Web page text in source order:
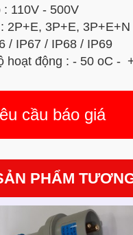
110V - 500V
2P+E, 3P+E, 3P+E+N
/ IP67 / IP68 / IP69
hoạt động : - 50 oC -
cầu báo giá
PHẨM